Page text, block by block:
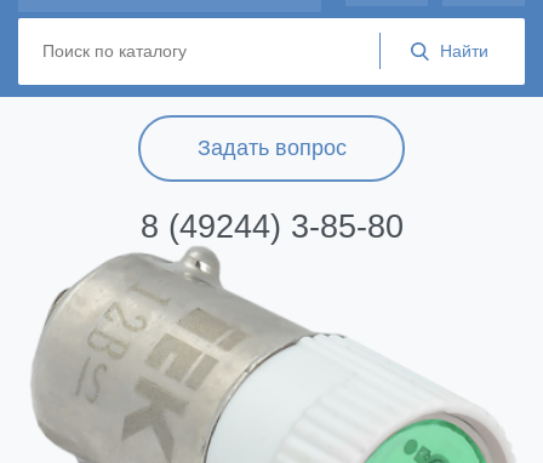
Задать вопрос
8 (49244) 3-85-80